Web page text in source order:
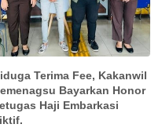
Terima Fee, Kakanwil
Bayarkan Honor
Haji Embarkasi